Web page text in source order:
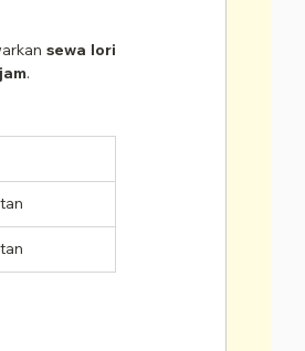
sewa lori
.